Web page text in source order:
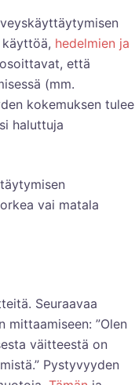
hedelmien ja
että
(mm.
kokemuksen tulee
haluttuja
vai matala
Seuraavaa
”Olen
väitteestä on
Pystyvyyden